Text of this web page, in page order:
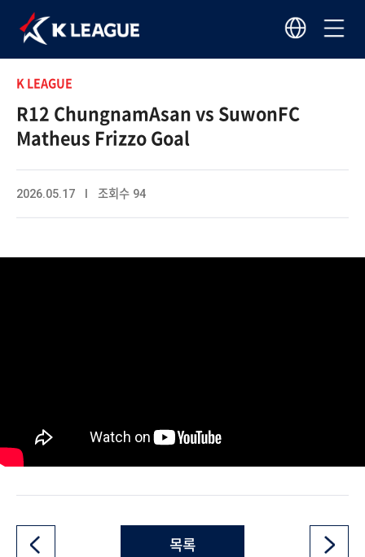
K LEAGUE
R12 ChungnamAsan vs SuwonFC
Matheus Frizzo Goal
2026.05.17 I 조회수 94
목록